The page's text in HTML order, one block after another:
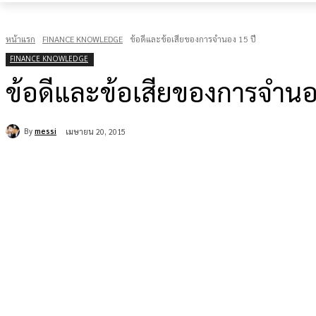
หน้าแรก FINANCE KNOWLEDGE ข้อดีและข้อเสียของการจำนอง 15 ปี
FINANCE KNOWLEDGE
ข้อดีและข้อเสียของการจำน
By messi เมษายน 20, 2015